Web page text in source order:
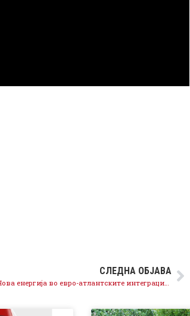
СЛЕДНА ОБЈАВА
Дебата: Нова енергија во евро-атлантските интеграции на Македонија